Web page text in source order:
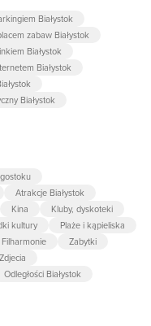
Białystok
zabaw Białystok
Białystok
Białystok
Białystok
Atrakcje Białystok
Kina
Kluby, dyskoteki
kultury
Plaże i kąpieliska
Zabytki
Odległości Białystok